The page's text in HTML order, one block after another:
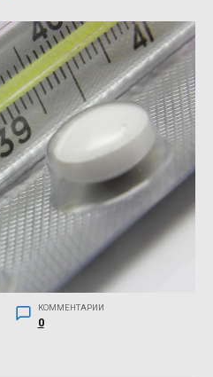
КОММЕНТАРИИ
0